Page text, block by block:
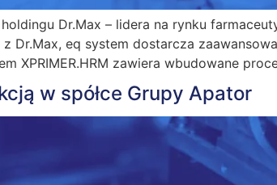
Dr.Max – lidera na rynku
Dr.Max, eq system dostarcza
XPRIMER.HRM zawiera wbudowane
w spółce Grupy Apator